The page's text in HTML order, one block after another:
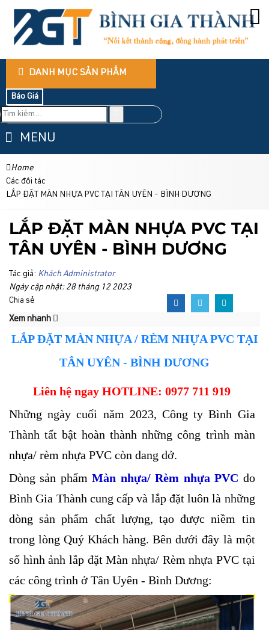
DANH MỤC SẢN PHẨM
Báo Giá
MENU
Home
Các đối tác
LẮP ĐẶT MÀN NHỰA PVC TẠI TÂN UYÊN - BÌNH DƯƠNG
LẮP ĐẶT MÀN NHỰA PVC TẠI
TÂN UYÊN - BÌNH DƯƠNG
Tác giả: Khách Administrator
Ngày cập nhật: 28 tháng 12 2023
Chia sẻ
Xem nhanh
LẮP ĐẶT MÀN NHỰA / RÈM NHỰA PVC TẠI
TÂN UYÊN - BÌNH DƯƠNG
Liên hệ ngay HOTLINE: 0977 711 919
Những ngày cuối năm 2023, Công ty Bình Gia
Thành tất bật hoàn thành những công trình màn
nhựa/ rèm nhựa PVC còn dang dở.
Dòng sản phẩmMàn nhựa/ Rèm nhựa PVC do
Bình Gia Thành cung cấp và lắp đặt luôn là những
dòng sản phẩm chất lượng, tạo được niềm tin
trong lòng Quý Khách hàng. Bên dưới đây là một
số hình ảnh lắp đặt Màn nhựa/ Rèm nhựa PVC tại
các công trình ở Tân Uyên - Bình Dương: